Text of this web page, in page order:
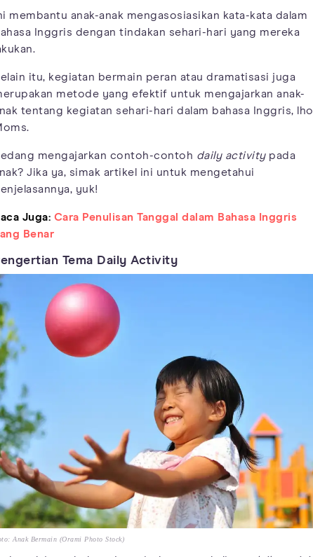
membantu anak-anak mengasosiasikan kata-kata dalam
Inggris dengan tindakan sehari-hari yang mereka
itu, kegiatan bermain peran atau dramatisasi juga
metode yang efektif untuk mengajarkan anak-
tentang kegiatan sehari-hari dalam bahasa Inggris, lho
mengajarkan contoh-contoh daily activitypada
Jika ya, simak artikel ini untuk mengetahui
yuk!
Juga: Cara Penulisan Tanggal dalam Bahasa Inggris
Benar
Tema Daily Activity
Anak Bermain (Orami Photo Stock)